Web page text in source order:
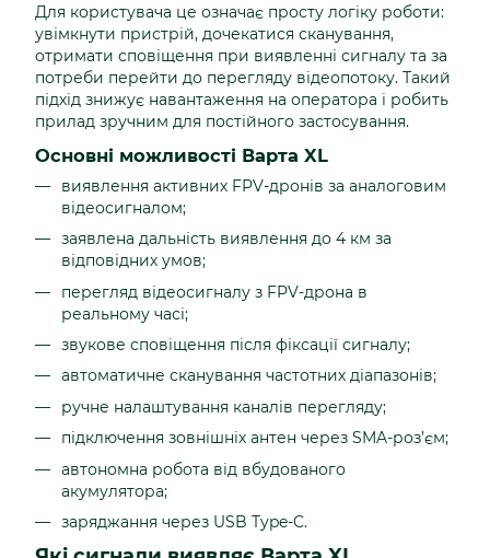
Для користувача це означає просту логіку роботи:
увімкнути пристрій, дочекатися сканування,
отримати сповіщення при виявленні сигналу та за
потреби перейти до перегляду відеопотоку. Такий
підхід знижує навантаження на оператора і робить
прилад зручним для постійного застосування.
Основні можливості Варта XL
виявлення активних FPV-дронів за аналоговим
відеосигналом;
заявлена дальність виявлення до 4 км за
відповідних умов;
перегляд відеосигналу з FPV-дрона в
реальному часі;
звукове сповіщення після фіксації сигналу;
автоматичне сканування частотних діапазонів;
ручне налаштування каналів перегляду;
підключення зовнішніх антен через SMA-роз’єм;
автономна робота від вбудованого
акумулятора;
заряджання через USB Type-C.